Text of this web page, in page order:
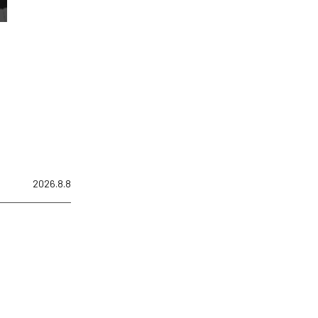
2026.8.8